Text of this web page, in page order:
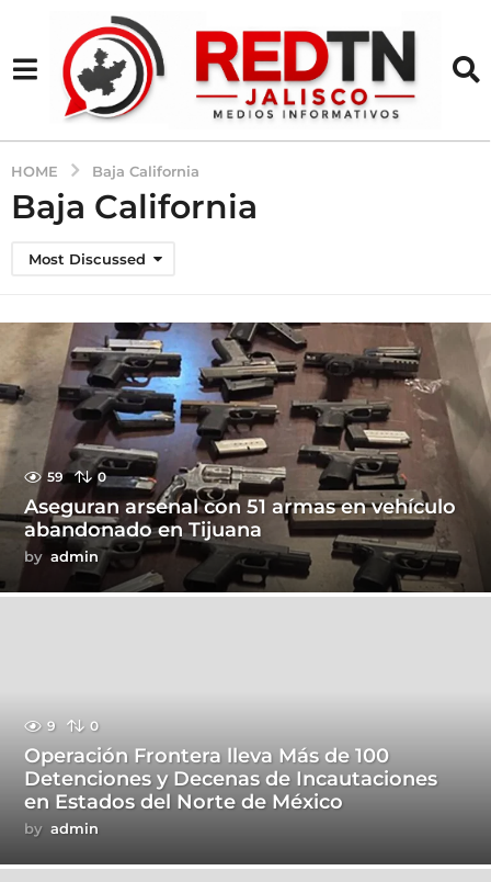
HOME Baja California
Baja California
Most Discussed
59 0
Aseguran arsenal con 51 armas en vehículo
abandonado en Tijuana
by admin
9 0
Operación Frontera lleva Más de 100
Detenciones y Decenas de Incautaciones
en Estados del Norte de México
by admin